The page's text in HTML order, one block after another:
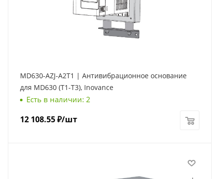
MD630-AZJ-A2T1 | Антивибрационное основание
для MD630 (Т1-Т3), Inovance
Есть в наличии: 2
12 108.55₽/шт